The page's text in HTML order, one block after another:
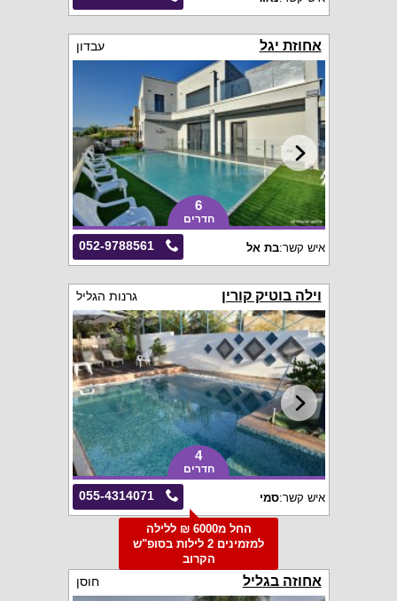
אחוזת יגל עבדון
6
חדרים
052-9788561 איש קשר:בת אל
וילה בוטיק קורין גרנות הגליל
4
חדרים
055-4314071 איש קשר:סמי
החל מ6000 ₪ ללילה
למזמינים 2 לילות בסופ"ש
הקרוב
אחוזה בגליל חוסן